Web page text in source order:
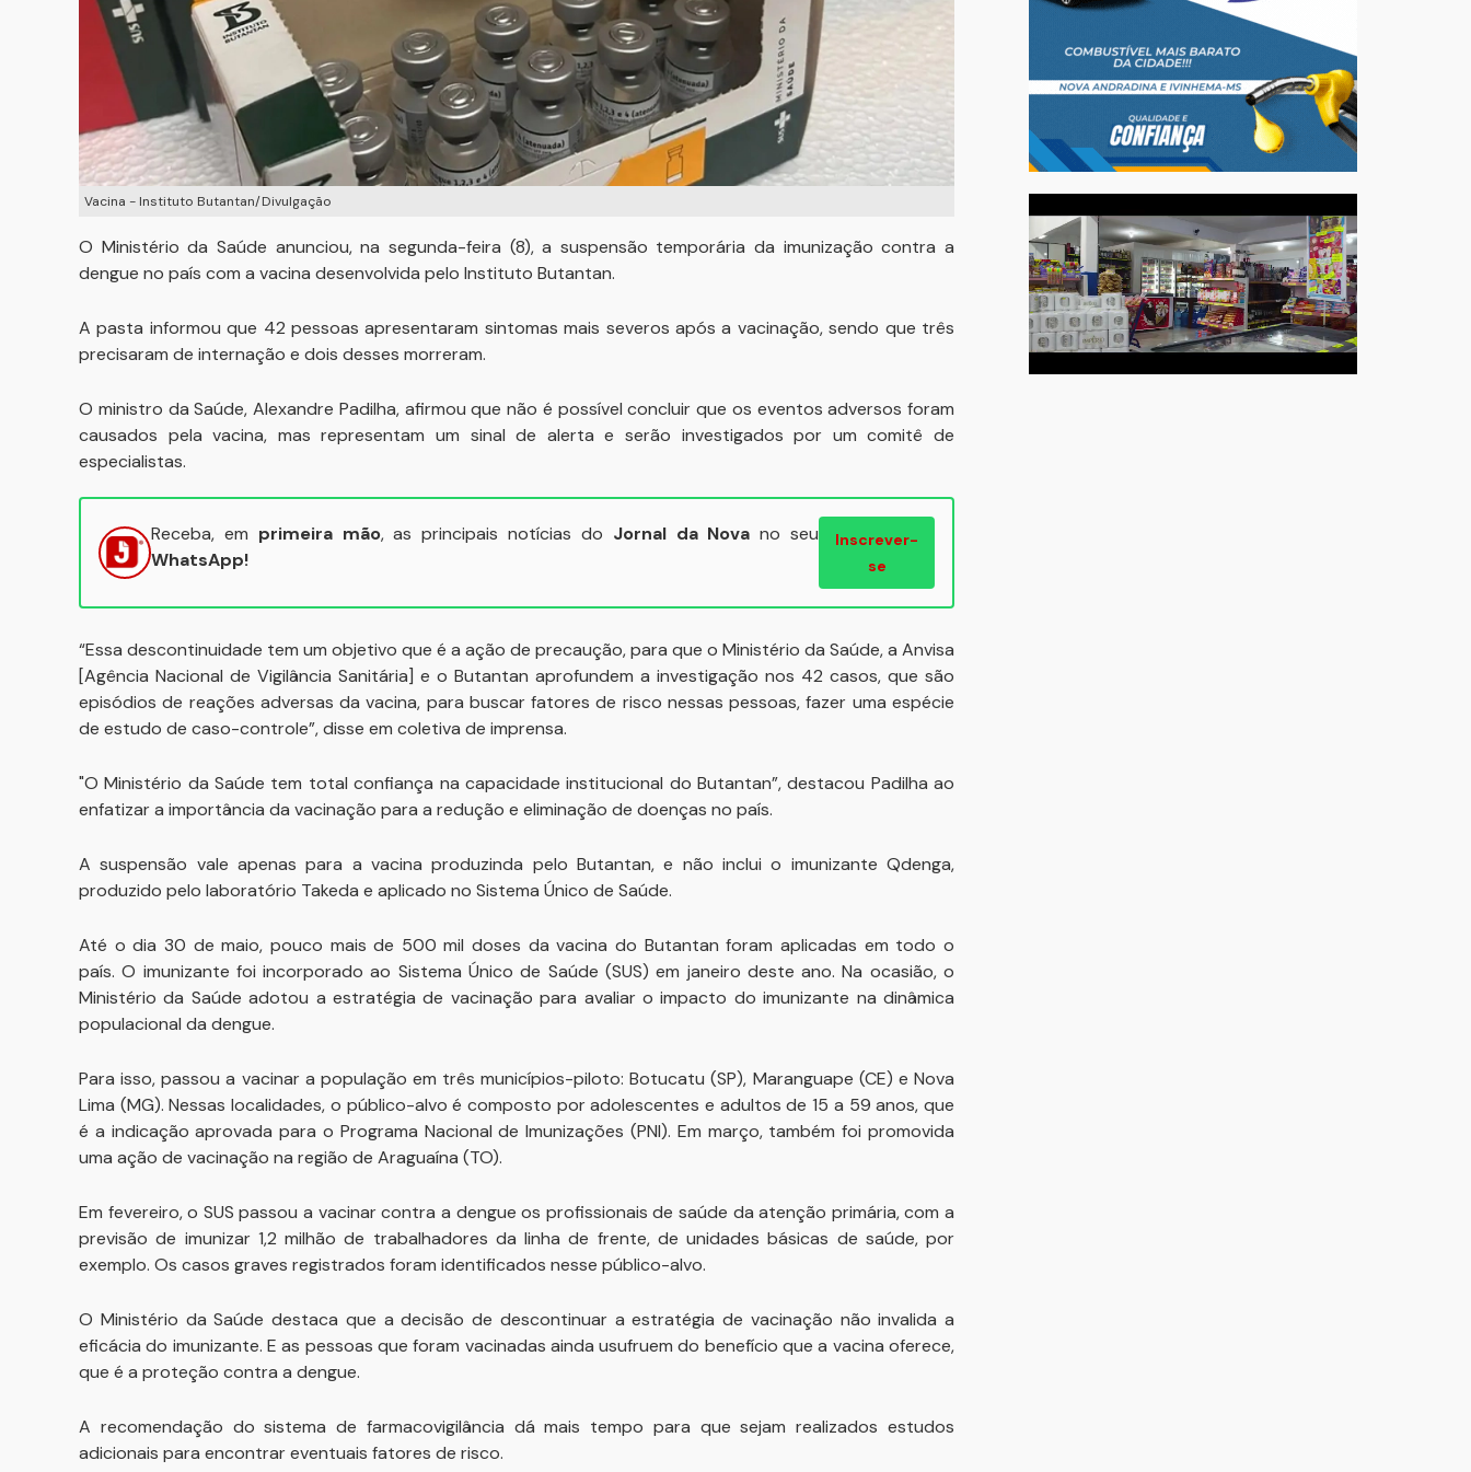
Vacina - Instituto Butantan/Divulgação
O Ministério da Saúde anunciou, na segunda-feira (8), a suspensão temporária da imunização contra a
dengue no país com a vacina desenvolvida pelo Instituto Butantan.
A pasta informou que 42 pessoas apresentaram sintomas mais severos após a vacinação, sendo que três
precisaram de internação e dois desses morreram.
O ministro da Saúde, Alexandre Padilha, afirmou que não é possível concluir que os eventos adversos foram
causados pela vacina, mas representam um sinal de alerta e serão investigados por um comitê de
especialistas.
Receba, em primeira mão, as principais notícias do Jornal da Nova no seu
WhatsApp!
Inscrever-
se
“Essa descontinuidade tem um objetivo que é a ação de precaução, para que o Ministério da Saúde, a Anvisa
[Agência Nacional de Vigilância Sanitária] e o Butantan aprofundem a investigação nos 42 casos, que são
episódios de reações adversas da vacina, para buscar fatores de risco nessas pessoas, fazer uma espécie
de estudo de caso-controle”, disse em coletiva de imprensa.
"O Ministério da Saúde tem total confiança na capacidade institucional do Butantan”, destacou Padilha ao
enfatizar a importância da vacinação para a redução e eliminação de doenças no país.
A suspensão vale apenas para a vacina produzinda pelo Butantan, e não inclui o imunizante Qdenga,
produzido pelo laboratório Takeda e aplicado no Sistema Único de Saúde.
Até o dia 30 de maio, pouco mais de 500 mil doses da vacina do Butantan foram aplicadas em todo o
país. O imunizante foi incorporado ao Sistema Único de Saúde (SUS) em janeiro deste ano. Na ocasião, o
Ministério da Saúde adotou a estratégia de vacinação para avaliar o impacto do imunizante na dinâmica
populacional da dengue.
Para isso, passou a vacinar a população em três municípios-piloto: Botucatu (SP), Maranguape (CE) e Nova
Lima (MG). Nessas localidades, o público-alvo é composto por adolescentes e adultos de 15 a 59 anos, que
é a indicação aprovada para o Programa Nacional de Imunizações (PNI). Em março, também foi promovida
uma ação de vacinação na região de Araguaína (TO).
Em fevereiro, o SUS passou a vacinar contra a dengue os profissionais de saúde da atenção primária, com a
previsão de imunizar 1,2 milhão de trabalhadores da linha de frente, de unidades básicas de saúde, por
exemplo. Os casos graves registrados foram identificados nesse público-alvo.
O Ministério da Saúde destaca que a decisão de descontinuar a estratégia de vacinação não invalida a
eficácia do imunizante. E as pessoas que foram vacinadas ainda usufruem do benefício que a vacina oferece,
que é a proteção contra a dengue.
A recomendação do sistema de farmacovigilância dá mais tempo para que sejam realizados estudos
adicionais para encontrar eventuais fatores de risco.